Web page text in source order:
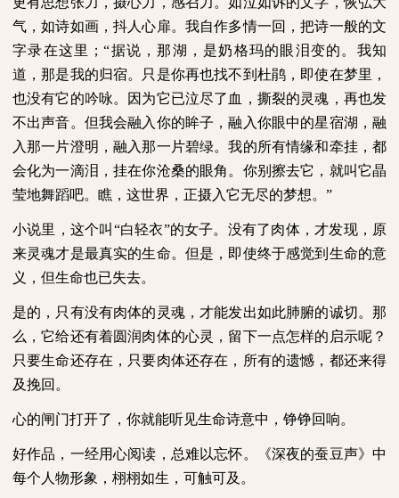
气，如诗如画，抖人心扉。我自作多情一回，把诗一般的文
字录在这里；“据说，那湖，是奶格玛的眼泪变的。我知
道，那是我的归宿。只是你再也找不到杜鹃，即使在梦里，
也没有它的吟咏。因为它已泣尽了血，撕裂的灵魂，再也发
不出声音。但我会融入你的眸子，融入你眼中的星宿湖，融
入那一片澄明，融入那一片碧绿。我的所有情缘和牵挂，都
会化为一滴泪，挂在你沧桑的眼角。你别擦去它，就叫它晶
莹地舞蹈吧。瞧，这世界，正摄入它无尽的梦想。”
小说里，这个叫“白轻衣”的女子。没有了肉体，才发现，原
来灵魂才是最真实的生命。但是，即使终于感觉到生命的意
义，但生命也已失去。
是的，只有没有肉体的灵魂，才能发出如此肺腑的诚切。那
么，它给还有着圆润肉体的心灵，留下一点怎样的启示呢？
只要生命还存在，只要肉体还存在，所有的遗憾，都还来得
及挽回。
心的闸门打开了，你就能听见生命诗意中，铮铮回响。
好作品，一经用心阅读，总难以忘怀。《深夜的蚕豆声》中
每个人物形象，栩栩如生，可触可及。